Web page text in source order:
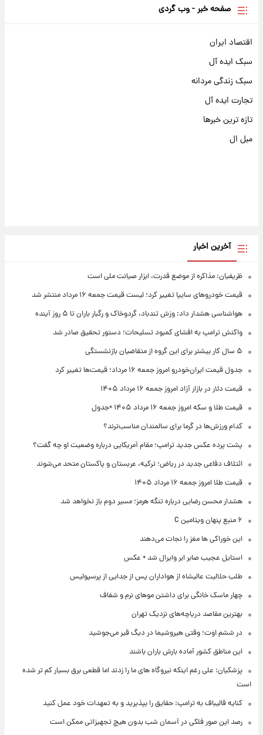
صفحه خبر - وب گردی
اقتصاد ایران
سبک ایده آل
سبک زندگی مردانه
تجارت ایده آل
تازه ترین خبرها
مبل ال
آخرین اخبار
ظریفیان: مذاکره از موضع قدرت، ابزار صیانت ملی است
قیمت خودروهای سایپا تغییر کرد؛ لیست قیمت جمعه ۱۶ مرداد منتشر شد
هواشناسی هشدار داد: وزش تندباد، گردوخاک و رگبار باران تا ۵ روز آینده
واکنش ترامپ به افشای کمبود تسلیحات؛ دستور تحقیق صادر شد
۵ سال کار بیشتر برای این گروه از متقاضیان بازنشستگی
جدول قیمت ایران‌خودرو امروز جمعه ۱۶ مرداد؛ قیمت‌ها تغییر کرد
قیمت دلار در بازار آزاد امروز جمعه ۱۶ مرداد ۱۴۰۵
قیمت طلا و سکه امروز جمعه ۱۶ مرداد ۱۴۰۵ +جدول
کدام ورزش‌ها در گرما برای سالمندان مناسب‌ترند؟
پشت پرده عکس جدید ترامپ؛ مقام آمریکایی درباره وضعیت او چه گفت؟
ائتلاف دفاعی جدید در ریاض؛ ترکیه، عربستان و پاکستان متحد می‌شوند
قیمت طلا امروز جمعه ۱۶ مرداد ۱۴۰۵
هشدار محسن رضایی درباره تنگه هرمز؛ مسیر دوم باز نخواهد شد
۶ منبع پنهان ویتامین C
این خوراکی ها مغز را نجات می‌دهند
استایل عجیب صابر ابر وایرال شد + عکس
طلب حلالیت عالیشاه از هواداران پس از جدایی از پرسپولیس
چهار ماسک خانگی برای داشتن موهای نرم و شفاف
بهترین مقاصد دریاچه‌های نزدیک تهران
در ششم اوت؛ وقتی هیروشیما در دیگ قیر می‌جوشید
این مناطق کشور آماده بارش باران باشند
پزشکیان: علی رغم اینکه نیروگاه های ما را زدند اما قطعی برق بسیار کم تر شده
است
کنایه قالیباف به ترامپ: حقایق را بپذیرید و به تعهدات خود عمل کنید
رصد این صور فلکی در آسمان شب بدون هیچ تجهیزاتی ممکن است